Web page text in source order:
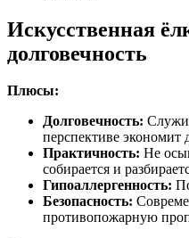
Искусственная
долговечность
Плюсы:
Долговечность:
перспективе экономит
Практичность: Не
собирается и
Гипоаллергенность:
Безопасность:
противопожарную